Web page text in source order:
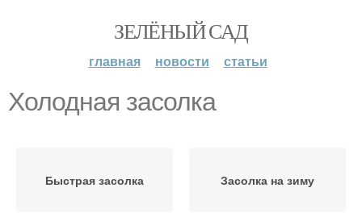
ЗЕЛЁНЫЙ САД
главная новости статьи
Холодная засолка
Быстрая засолка Засолка на зиму